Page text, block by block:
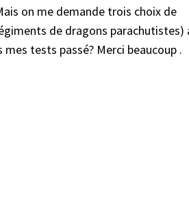
on me demande trois choix de
de dragons parachutistes)
tests passé? Merci beaucoup .